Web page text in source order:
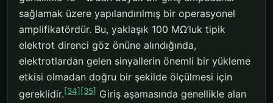
sağlamak üzere yapılandırılmış bir operasyonel
amplifikatördür. Bu, yaklaşık 100 MΩ’luk tipik
elektrot direnci göz önüne alındığında,
elektrotlardan gelen sinyallerin önemli bir yükleme
etkisi olmadan doğru bir şekilde ölçülmesi için
gereklidir.[34] [35] Giriş aşamasında genellikle alan